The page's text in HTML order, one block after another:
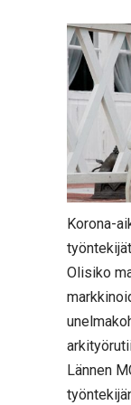
Korona-
Olisiko
Lännen